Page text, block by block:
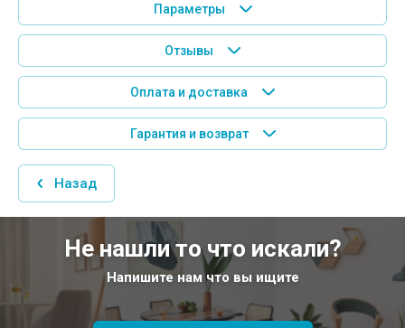
Параметры
Отзывы
Оплата и доставка
Гарантия и возврат
Назад
Не нашли то что искали?
Напишите нам что вы ищите